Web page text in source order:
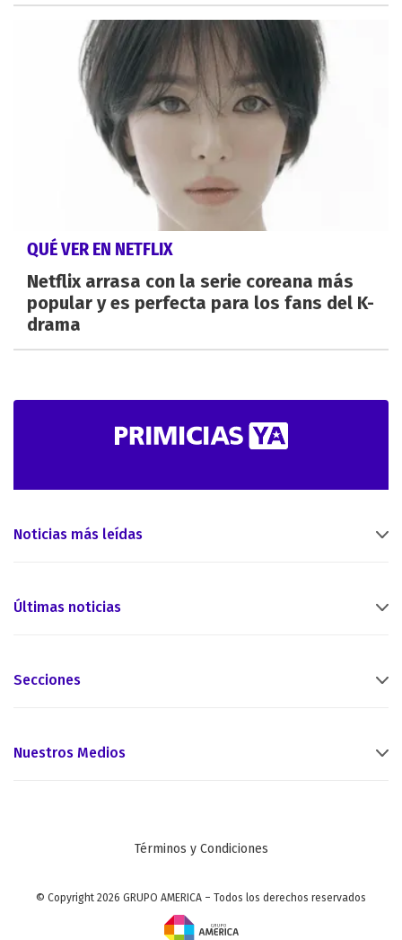
QUÉ VER EN NETFLIX
Netflix arrasa con la serie coreana más
popular y es perfecta para los fans del K-
drama
Noticias más leídas
Últimas noticias
Secciones
Nuestros Medios
Términos y Condiciones
© Copyright 2026 GRUPO AMERICA – Todos los derechos reservados